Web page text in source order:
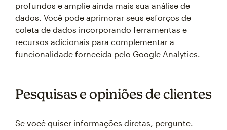
profundos e amplie ainda mais sua análise de
dados. Você pode aprimorar seus esforços de
coleta de dados incorporando ferramentas e
recursos adicionais para complementar a
funcionalidade fornecida pelo Google Analytics.
Pesquisas e opiniões de clientes
Se você quiser informações diretas, pergunte.